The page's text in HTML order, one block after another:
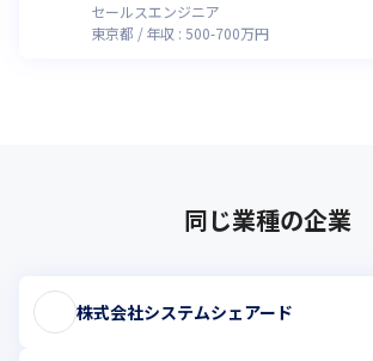
セールスエンジニア
東京都
年収 : 500-700万円
同じ業種の企業
株式会社システムシェアード